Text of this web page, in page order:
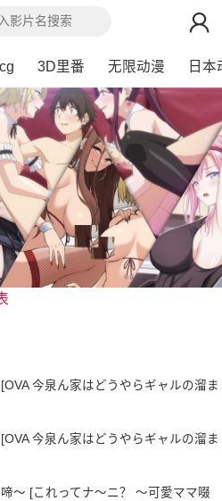
3D里番 无限动漫 日本
今泉ん家はどうやらギャルの溜ま
今泉ん家はどうやらギャルの溜ま
～ [これってナ～ニ？ ～可愛ママ啜